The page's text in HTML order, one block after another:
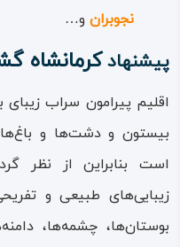
نجوبران و…
پیشنهادکرمانشاه
اقلیم پیرامون سراب زيبای
بیستون و دشت‌ها و
است بنابراین از نظر
زیبایی‌های طبیعی و
بوستان‌ها، چشمه‌ها،